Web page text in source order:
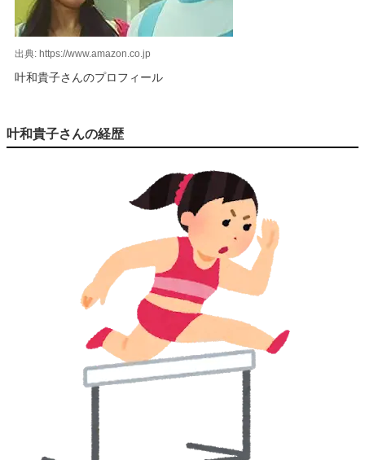
出典: https://www.amazon.co.jp
叶和貴子さんのプロフィール
叶和貴子さんの経歴